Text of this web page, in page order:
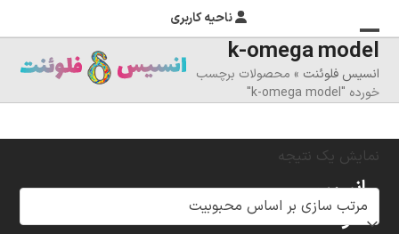
ناحیه کاربری
منوی
موبایل
را
تغییر
دهید
بستن
منوی
موبایل
k-omega model
انسیس فلوئنت » محصولات برچسب
خورده "k-omega model"
نمایش یک نتیجه
انسیس
فلوئنت